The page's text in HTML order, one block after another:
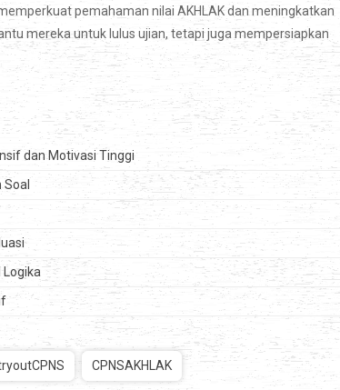
pemahaman nilai AKHLAK dan meningkatkan
mereka untuk lulus ujian, tetapi juga mempersiapkan
dan Motivasi Tinggi
Logika
CPNSAKHLAK